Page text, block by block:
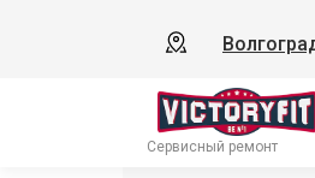
Сервисный ремонт